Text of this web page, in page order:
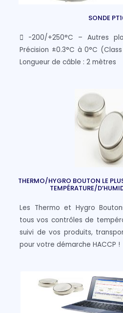
SONDE
 -200/+250°C – Autres
Précision ±0.3°C à 0°C
Longueur de câble : 2 mètres
THERMO/HYGRO BOUTON LE
TEMPÉRATURE/
Les Thermo et Hygro
tous vos contrôles de
suivi de vos produits,
pour votre démarche HACCP !